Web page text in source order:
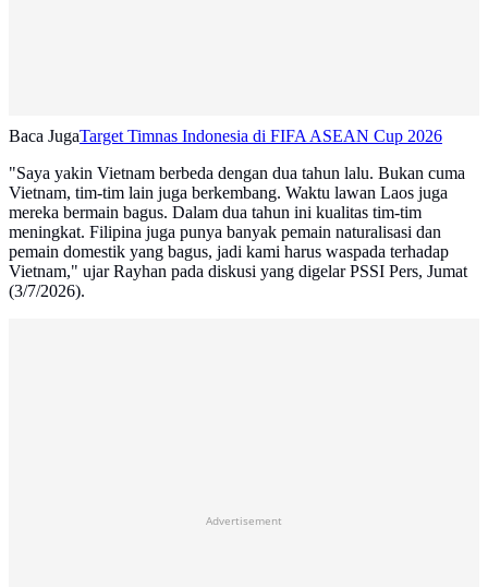
Baca JugaTarget Timnas Indonesia di FIFA ASEAN Cup 2026
"Saya yakin Vietnam berbeda dengan dua tahun lalu. Bukan cuma
Vietnam, tim-tim lain juga berkembang. Waktu lawan Laos juga
mereka bermain bagus. Dalam dua tahun ini kualitas tim-tim
meningkat. Filipina juga punya banyak pemain naturalisasi dan
pemain domestik yang bagus, jadi kami harus waspada terhadap
Vietnam," ujar Rayhan pada diskusi yang digelar PSSI Pers, Jumat
(3/7/2026).
Advertisement